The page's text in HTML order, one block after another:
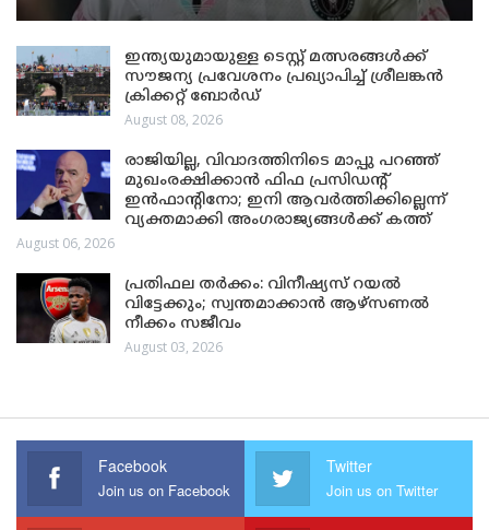
ഇന്ത്യയുമായുള്ള ടെസ്റ്റ് മത്സരങ്ങൾക്ക്
സൗജന്യ പ്രവേശനം പ്രഖ്യാപിച്ച് ശ്രീലങ്കൻ
ക്രിക്കറ്റ് ബോർഡ്
August 08, 2026
രാജിയില്ല, വിവാദത്തിനിടെ മാപ്പു പറഞ്ഞ്
മുഖംരക്ഷിക്കാൻ ഫിഫ പ്രസിഡന്റ്
ഇൻഫാന്റിനോ; ഇനി ആവർത്തിക്കില്ലെന്ന്
വ്യക്തമാക്കി അംഗരാജ്യങ്ങൾക്ക് കത്ത്
August 06, 2026
പ്രതിഫല തർക്കം: വിനീഷ്യസ് റയൽ
വിട്ടേക്കും; സ്വന്തമാക്കാൻ ആഴ്സണൽ
നീക്കം സജീവം
August 03, 2026
Facebook
Join us on Facebook
Twitter
Join us on Twitter